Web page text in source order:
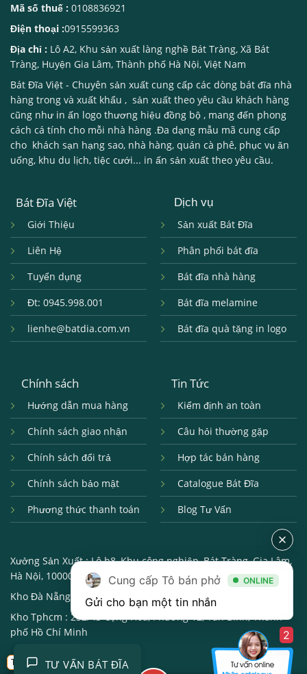
Trở về
Mã số thuế : 0108836921
Điện thoại :0915599363
Địa chỉ : Lô A2, Khu sản xuất làng nghề Bát Tràng, Xã Bát
Tràng, Huyện Gia Lâm, Thành phố Hà Nội, Việt Nam
Bát Đĩa Việt - Chuyên sản xuất cung cấp các dòng bát đĩa nhà
hàng trong và xuất khẩu , sản xuất theo yêu cầu khách hàng
cũng như in ấn logo thương hiệu đồng bộ , mang đến phong
cách cá tính cho mỗi nhà hàng .Đa dạng mẫu mã cung cấp
cho khách sạn hạng sao, nhà hàng, quán cà phê, phục vụ ăn
uống, khu du lịch, tiệc cưới... in ấn sản xuất theo yêu cầu.
Bát Đĩa Việt
Giới Thiệu
Liên Hệ
Tuyển dụng
Đt: 0945.998.001
lienhe@batdia.com.vn
Dịch vụ
Sản xuất Bát Đĩa
Phân phối bát đĩa
Bát đĩa nhà hàng
Bát đĩa melamine
Bát đĩa quà tặng in logo
Chính sách
Hướng dẫn mua hàng
Chính sách giao nhận
Chính sách đổi trả
Chính sách bảo mật
Phương thức thanh toán
Tin Tức
Kiểm định an toàn
Câu hỏi thường gặp
Hợp tác bán hàng
Catalogue Bát Đĩa
Blog Tư Vấn
Xưởng Sản Xuất :Lô b8, Khu công nghiệp, Bát Tràng, Gia Lâm,
Hà Nội, 100000
Kho Đà Nẵng :
250, Đường 2/9, Hải châu, Đà Nẵng, 550000
Kho Tphcm : 232/43 Cộng Hòa, Phường 12, Tân Bình, Thành
phố Hồ Chí Minh
TƯ VẤN BÁT ĐĨA
Cung cấp Tô bán phở ONLINE
Gửi cho bạn một tin nhắn
2